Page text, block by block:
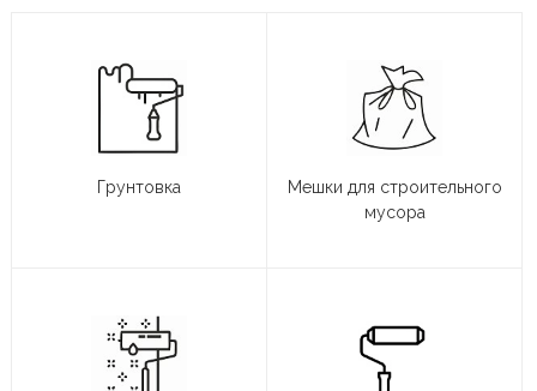
Грунтовка
Мешки для строительного
мусора